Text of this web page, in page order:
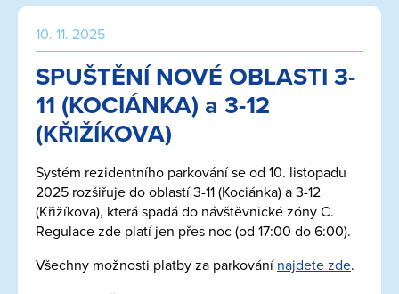
10. 11. 2025
SPUŠTĚNÍ NOVÉ OBLASTI 3-
11 (KOCIÁNKA) a 3-12
(KŘIŽÍKOVA)
Systém rezidentního parkování se od 10. listopadu
2025 rozšiřuje do oblastí 3-11 (Kociánka) a 3-12
(Křižíkova), která spadá do návštěvnické zóny C.
Regulace zde platí jen přes noc (od 17:00 do 6:00).
Všechny možnosti platby za parkování najdete zde.